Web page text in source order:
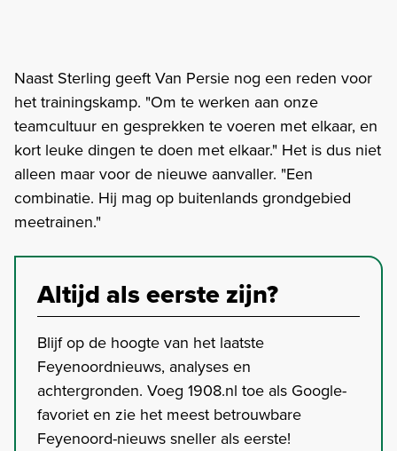
Naast Sterling geeft Van Persie nog een reden voor
het trainingskamp. "Om te werken aan onze
teamcultuur en gesprekken te voeren met elkaar, en
kort leuke dingen te doen met elkaar." Het is dus niet
alleen maar voor de nieuwe aanvaller. "Een
combinatie. Hij mag op buitenlands grondgebied
meetrainen."
Altijd als eerste zijn?
Blijf op de hoogte van het laatste
Feyenoordnieuws, analyses en
achtergronden. Voeg 1908.nl toe als Google-
favoriet en zie het meest betrouwbare
Feyenoord-nieuws sneller als eerste!